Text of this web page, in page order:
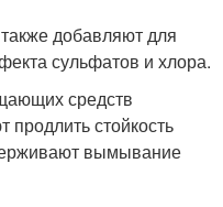
добавляют для
сульфатов и хлора.
средств
продлить стойкость
вымывание